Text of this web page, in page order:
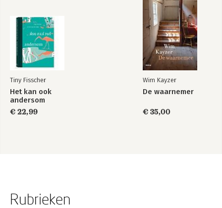
Tiny Fisscher
Het kan ook
andersom
€ 22,99
Wim Kayzer
De waarnemer
€ 35,00
Rubrieken